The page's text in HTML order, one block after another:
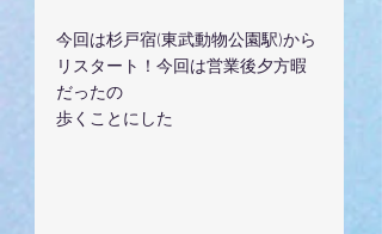
今回は杉戸宿(東武動物公園駅)から
リスタート！今回は営業後夕方暇
だったの
歩くことにした